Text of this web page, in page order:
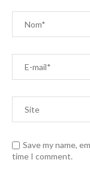
Save my name,
time I comment.